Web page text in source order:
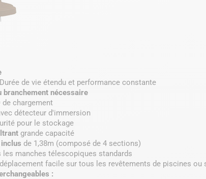
de vie étendu et performance constante
branchement nécessaire
de chargement
détecteur d'immersion
pour le stockage
grande capacité
de 1,38m (composé de 4 sections)
les manches télescopiques standards
facile sur tous les revêtements de piscines ou
: